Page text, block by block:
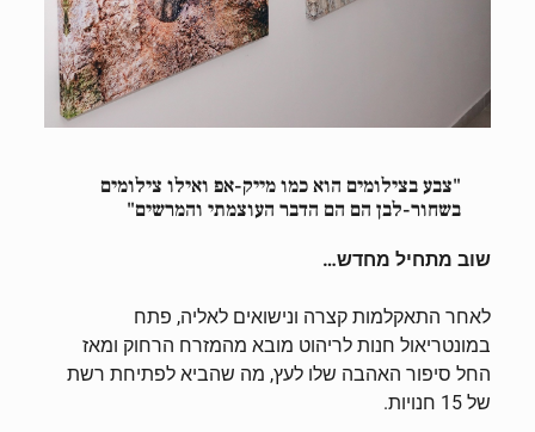
"צבע בצילומים הוא כמו מייק-אפ ואילו צילומים
בשחור-לבן הם הם הדבר העוצמתי והמרשים"
שוב מתחיל מחדש…
לאחר התאקלמות קצרה ונישואים לאליה, פתח
במונטריאול חנות לריהוט מובא מהמזרח הרחוק ומאז
החל סיפור האהבה שלו לעץ, מה שהביא לפתיחת רשת
של 15 חנויות.